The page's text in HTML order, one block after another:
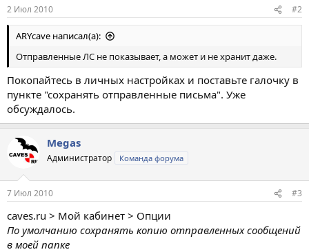
2 Июл 2010 #2
ARYсave написал(а):
Отправленные ЛС не показывает, а может и не хранит даже.
Покопайтесь в личных настройках и поставьте галочку в
пункте "сохранять отправленные письма". Уже
обсуждалось.
Megas
Администратор Команда форума
7 Июл 2010 #3
caves.ru > Мой кабинет > Опции
По умолчанию сохранять копию отправленных сообщений
в моей папке